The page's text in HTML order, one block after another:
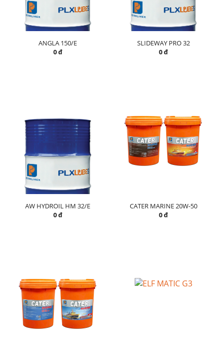
ANGLA 150/E
0 đ
SLIDEWAY PRO 32
0 đ
AW HYDROIL HM 32/E
0 đ
CATER MARINE 20W-50
0 đ